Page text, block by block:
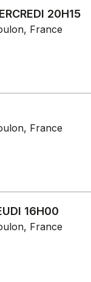
20H15
France
France
16H00
France